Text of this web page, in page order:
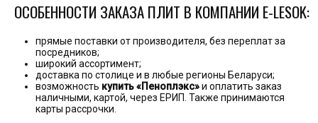
ОСОБЕННОСТИ ЗАКАЗА ПЛИТ В КОМПАНИИ E-LESOK:
прямые поставки от производителя, без переплат за
посредников;
широкий ассортимент;
доставка по столице и в любые регионы Беларуси;
возможность купить «Пеноплэкс»и оплатить заказ
наличными, картой, через ЕРИП. Также принимаются
карты рассрочки.